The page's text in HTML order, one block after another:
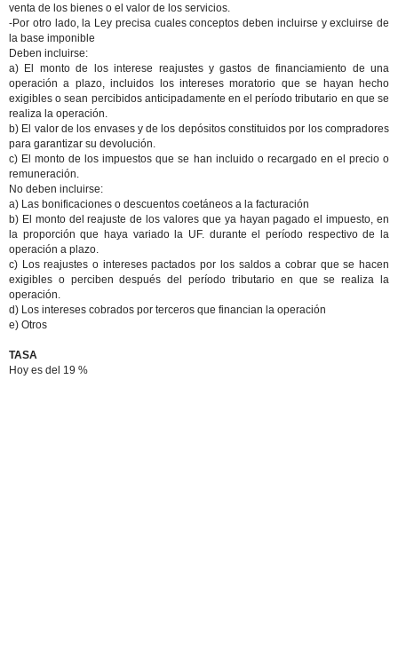
venta de los bienes o el valor de los servicios.
-Por otro lado, la Ley precisa cuales conceptos deben incluirse y excluirse de
la base imponible
Deben incluirse:
a) El monto de los interese reajustes y gastos de financiamiento de una
operación a plazo, incluidos los intereses moratorio que se hayan hecho
exigibles o sean percibidos anticipadamente en el período tributario en que se
realiza la operación.
b) El valor de los envases y de los depósitos constituidos por los compradores
para garantizar su devolución.
c) El monto de los impuestos que se han incluido o recargado en el precio o
remuneración.
No deben incluirse:
a) Las bonificaciones o descuentos coetáneos a la facturación
b) El monto del reajuste de los valores que ya hayan pagado el impuesto, en
la proporción que haya variado la UF. durante el período respectivo de la
operación a plazo.
c) Los reajustes o intereses pactados por los saldos a cobrar que se hacen
exigibles o perciben después del período tributario en que se realiza la
operación.
d) Los intereses cobrados por terceros que financian la operación
e) Otros
TASA
Hoy es del 19 %